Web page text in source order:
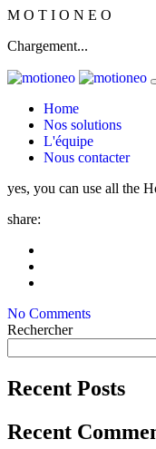
M O T I O N E O
Chargement...
Home
Nos solutions
L'équipe
Nous contacter
yes, you can use all the
share:
No Comments
Rechercher
Recent Posts
Recent